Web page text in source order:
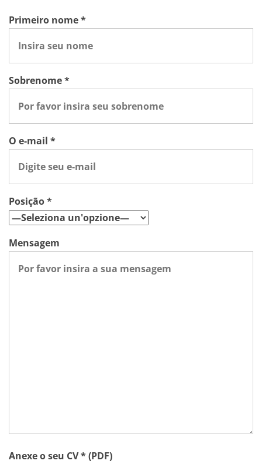
Primeiro nome *
Sobrenome *
O e-mail *
Posição *
Mensagem
Anexe o seu CV * (PDF)